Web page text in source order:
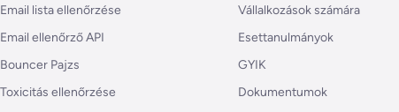
Email lista ellenőrzése
Email ellenőrző API
Bouncer Pajzs
Toxicitás ellenőrzése
Vállalkozások számára
Esettanulmányok
GYIK
Dokumentumok